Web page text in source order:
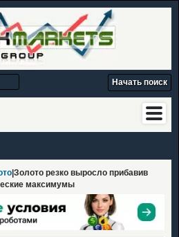
|Золото резко выросло прибавив
максимумы